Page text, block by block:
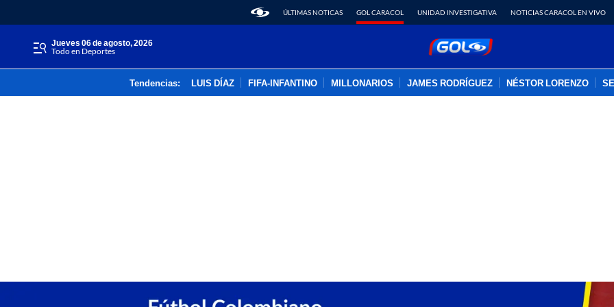
ÚLTIMAS NOTICAS GOL CARACOL UNIDAD INVESTIGATIVA NOTICIAS CARACOL EN VIVO
jueves 06 de agosto, 2026
Todo en Deportes
Tendencias: LUIS DÍAZ FIFA-INFANTINO MILLONARIOS JAMES RODRÍGUEZ NÉSTOR LORENZO